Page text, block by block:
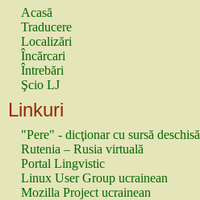
Acasă
Traducere
Localizări
Încărcari
Întrebări
Şcio LJ
Linkuri
"Pere" - dicţionar cu sursă deschisă
Rutenia – Rusia virtuală
Portal Lingvistic
Linux User Group ucrainean
Mozilla Project ucrainean